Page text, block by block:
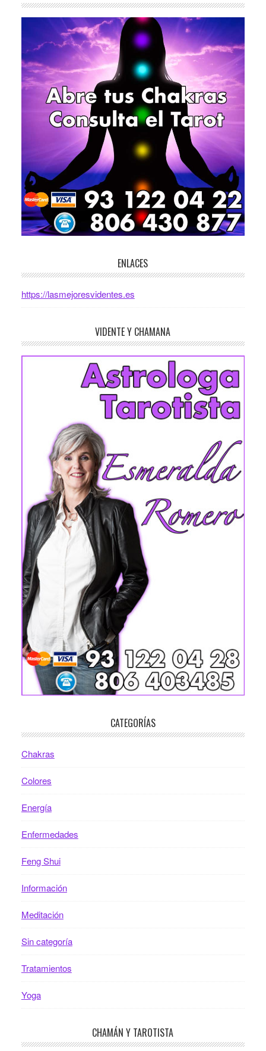
ENLACES
https://lasmejoresvidentes.es
VIDENTE Y CHAMANA
CATEGORÍAS
Chakras
Colores
Energía
Enfermedades
Feng Shui
Información
Meditación
Sin categoría
Tratamientos
Yoga
CHAMÁN Y TAROTISTA